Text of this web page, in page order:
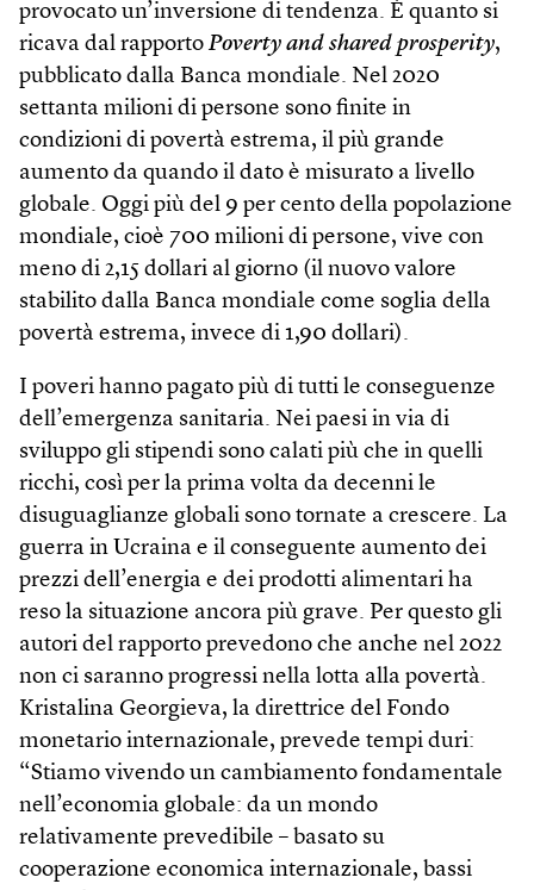
provocato un’inversione di tendenza. È quanto si
ricava dal rapporto Poverty and shared prosperity,
pubblicato dalla Banca mondiale. Nel 2020
settanta milioni di persone sono finite in
condizioni di povertà estrema, il più grande
aumento da quando il dato è misurato a livello
globale. Oggi più del 9 per cento della popolazione
mondiale, cioè 700 milioni di persone, vive con
meno di 2,15 dollari al giorno (il nuovo valore
stabilito dalla Banca mondiale come soglia della
povertà estrema, invece di 1,90 dollari).
I poveri hanno pagato più di tutti le conseguenze
dell’emergenza sanitaria. Nei paesi in via di
sviluppo gli stipendi sono calati più che in quelli
ricchi, così per la prima volta da decenni le
disuguaglianze globali sono tornate a crescere. La
guerra in Ucraina e il conseguente aumento dei
prezzi dell’energia e dei prodotti alimentari ha
reso la situazione ancora più grave. Per questo gli
autori del rapporto prevedono che anche nel 2022
non ci saranno progressi nella lotta alla povertà.
Kristalina Georgieva, la direttrice del Fondo
monetario internazionale, prevede tempi duri:
“Stiamo vivendo un cambiamento fondamentale
nell’economia globale: da un mondo
relativamente prevedibile – basato su
cooperazione economica internazionale, bassi